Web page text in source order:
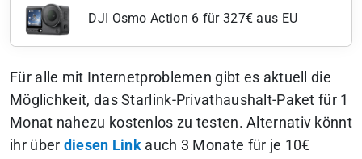
DJI Osmo Action 6 für 327€ aus EU
Für alle mit Internetproblemen gibt es aktuell die
Möglichkeit, das Starlink-Privathaushalt-Paket für 1
Monat nahezu kostenlos zu testen. Alternativ könnt
ihr über diesen Link auch 3 Monate für je 10€